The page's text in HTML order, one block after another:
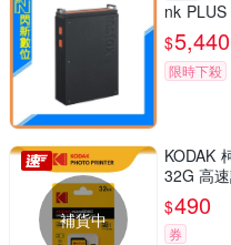
nk
+，公司貨)
$5,440
限時下殺
補貨中
KODAK
32G 高
$490
券